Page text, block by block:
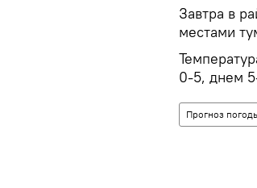
Завтра в
местами
0-5, днем
Прогноз